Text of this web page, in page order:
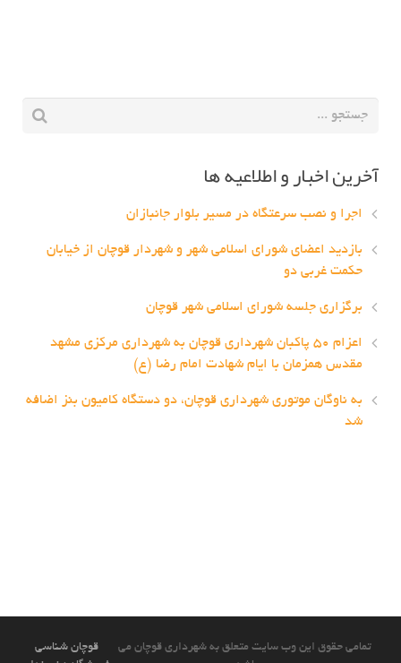
آخرین اخبار و اطلاعیه ها
اجرا و نصب سرعتگاه در مسیر بلوار جانبازان
بازدید اعضای شورای اسلامی شهر و شهردار قوچان از خیابان
حکمت غربی دو
برگزاری جلسه شورای اسلامی شهر قوچان
اعزام ۵۰ پاکبان شهرداری قوچان به شهرداری مرکزی مشهد
مقدس همزمان با ایام شهادت امام رضا (ع)
به ناوگان موتوری شهرداری قوچان، دو دستگاه کامیون بنز اضافه
شد
قوچان شناسی
تمامی حقوق این وب سایت متعلق به شهرداری قوچان می